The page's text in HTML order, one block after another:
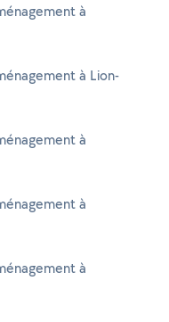
à
à Lion-
à
à
à